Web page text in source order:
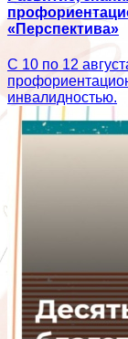
«Перспектива»
С 10 по 12
инвалидностью.